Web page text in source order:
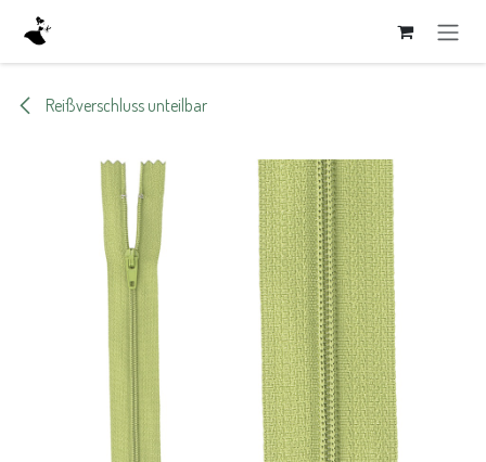
Zum Inhalt springen
Reißverschluss unteilbar